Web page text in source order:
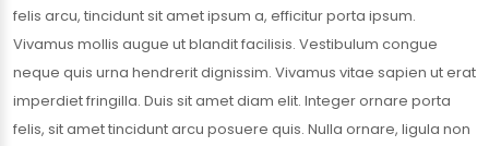
felis arcu, tincidunt sit amet ipsum a, efficitur porta ipsum.
Vivamus mollis augue ut blandit facilisis. Vestibulum congue
neque quis urna hendrerit dignissim. Vivamus vitae sapien ut erat
imperdiet fringilla. Duis sit amet diam elit. Integer ornare porta
felis, sit amet tincidunt arcu posuere quis. Nulla ornare, ligula non